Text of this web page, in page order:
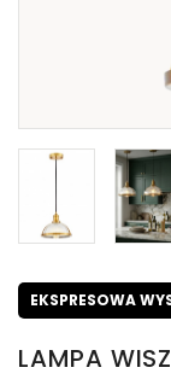
EKSPRESOWA
LAMPA